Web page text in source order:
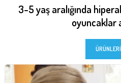
3-5 yaş aralığında
oyuncaklar